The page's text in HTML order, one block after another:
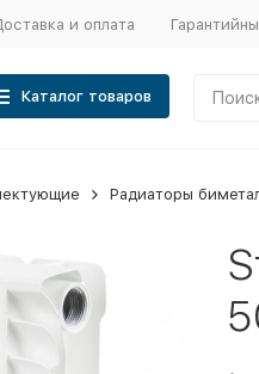
и оплата
Каталог товаров
Радиаторы